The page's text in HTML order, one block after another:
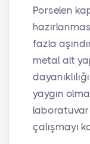
Porselen
fazla
metal alt
yaygın
laboratuvar
çalışmayı